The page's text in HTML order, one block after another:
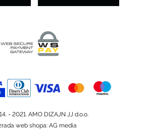
- 2021. AMO DIZAJN JJ d.o.o.
web shopa: AG media